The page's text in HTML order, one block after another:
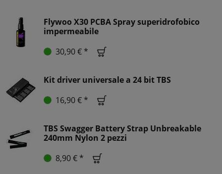
Flywoo X30 PCBA Spray superidrofobico
impermeabile
30,90 € *
Kit driver universale a 24 bit TBS
16,90 € *
TBS Swagger Battery Strap Unbreakable
240mm Nylon 2 pezzi
8,90 € *